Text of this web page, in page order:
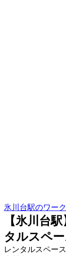
氷川台駅のワー
【氷川台
タルスペ
レンタルスペー